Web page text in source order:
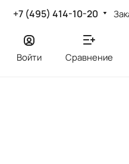
+7 (495) 414-10-20
Войти Сравнение